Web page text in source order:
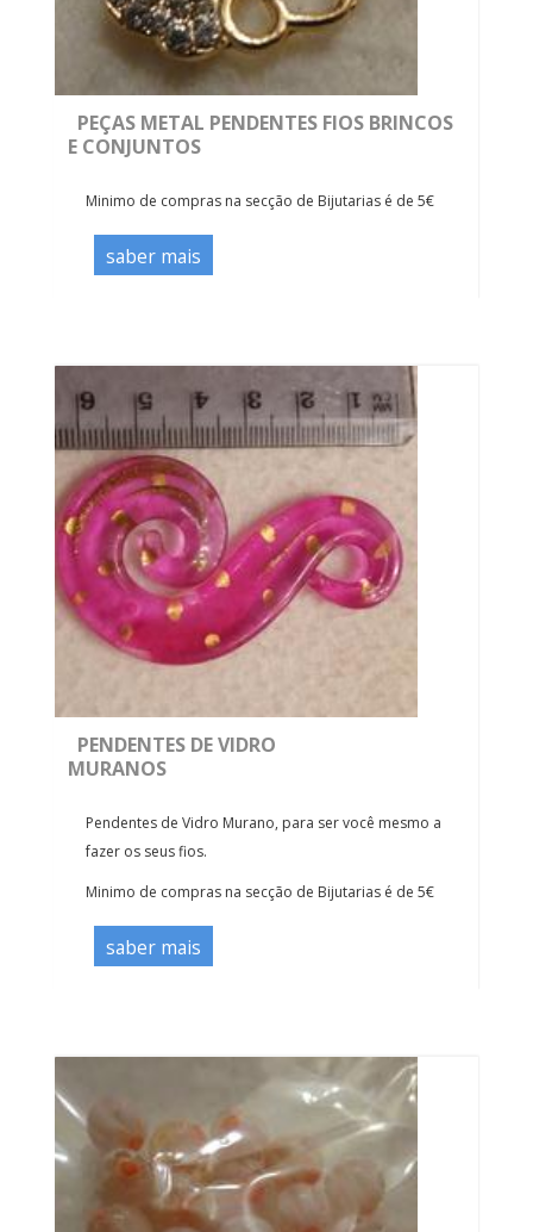
PEÇAS METAL PENDENTES FIOS BRINCOS
E CONJUNTOS
Minimo de compras na secção de Bijutarias é de 5€
saber mais
PENDENTES DE VIDRO
MURANOS
Pendentes de Vidro Murano, para ser você mesmo a
fazer os seus fios.
Minimo de compras na secção de Bijutarias é de 5€
saber mais